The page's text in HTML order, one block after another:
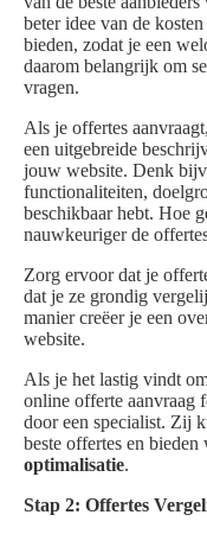
beter idee van de
bieden, zodat je een
daarom belangrijk om
vragen.
Als je offertes
een uitgebreide
jouw website. Denk
functionaliteiten,
beschikbaar hebt. Hoe
nauwkeuriger de
Zorg ervoor dat je
dat je ze grondig
manier creëer je een
website.
Als je het lastig vindt
online offerte aanvraag
door een specialist. Zij
beste offertes en
optimalisatie.
Stap 2: Offertes